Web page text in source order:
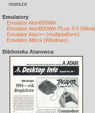
nowsze
Emulatory
Emulator Atari800Win
Emulator Atari800Win PLus 4.0
Emulator Atari++ (multiplatform)
Emulator Altirra (Windows)
Biblioteka Atarowca